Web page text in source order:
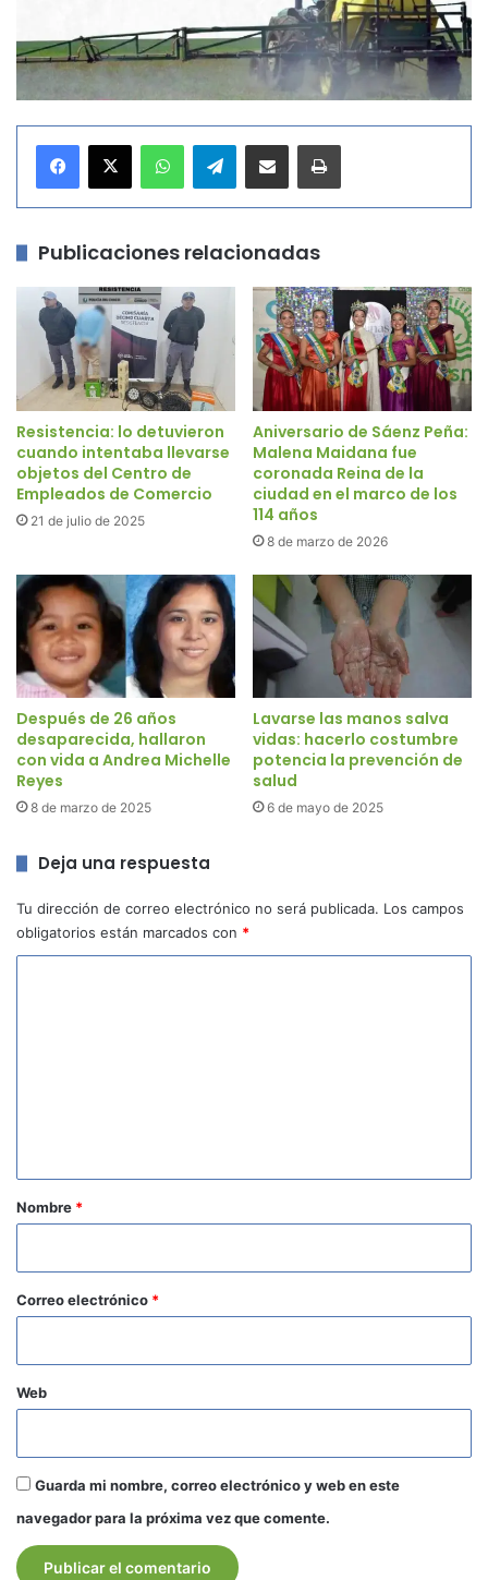
Telegram
Publicaciones relacionadas
Resistencia: lo detuvieron
cuando intentaba llevarse
objetos del Centro de
Empleados de Comercio
21 de julio de 2025
Aniversario de Sáenz Peña:
Malena Maidana fue
coronada Reina de la
ciudad en el marco de los
114 años
8 de marzo de 2026
Después de 26 años
desaparecida, hallaron
con vida a Andrea Michelle
Reyes
8 de marzo de 2025
Lavarse las manos salva
vidas: hacerlo costumbre
potencia la prevención de
salud
6 de mayo de 2025
Deja una respuesta
Tu dirección de correo electrónico no será publicada. Los campos
obligatorios están marcados con *
r
*
Nombre *
Correo electrónico *
Web
Guarda mi nombre, correo electrónico y web en este
navegador para la próxima vez que comente.